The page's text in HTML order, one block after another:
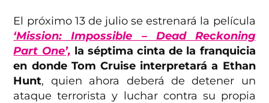
El próximo 13 de julio se estrenará la película
‘Mission: Impossible – Dead Reckoning
Part One’, la séptima cinta de la franquicia
en donde Tom Cruise interpretará a Ethan
Hunt, quien ahora deberá de detener un
ataque terrorista y luchar contra su propia